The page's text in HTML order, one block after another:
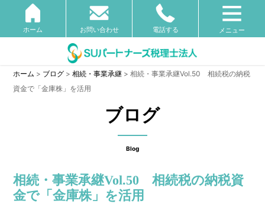
ホーム お問い合わせ 電話する メニュー
ホーム > ブログ >相続・事業承継 >相続・事業承継Vol.50 相続税の納税
資金で「金庫株」を活用
ブログ
Blog
相続・事業承継Vol.50 相続税の納税資
金で「金庫株」を活用